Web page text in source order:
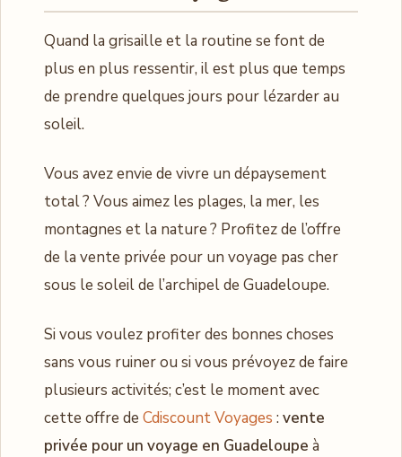
Quand la grisaille et la routine se font de
plus en plus ressentir, il est plus que temps
de prendre quelques jours pour lézarder au
soleil.
Vous avez envie de vivre un dépaysement
total ? Vous aimez les plages, la mer, les
montagnes et la nature ? Profitez de l’offre
de la vente privée pour un voyage pas cher
sous le soleil de l’archipel de Guadeloupe.
Si vous voulez profiter des bonnes choses
sans vous ruiner ou si vous prévoyez de faire
plusieurs activités; c’est le moment avec
cette offre de Cdiscount Voyages :vente
privée pour un voyage en Guadeloupe à